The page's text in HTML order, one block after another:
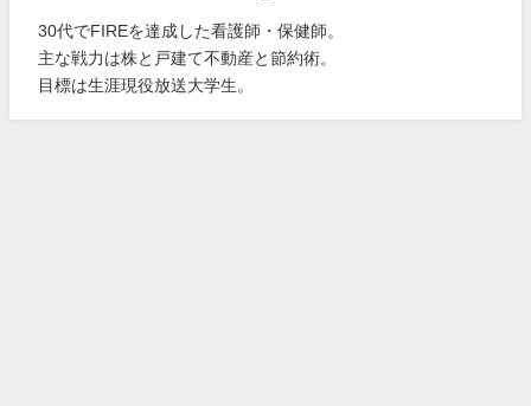
30代でFIREを達成した看護師・保健師。
主な戦力は株と戸建て不動産と節約術。
目標は生涯現役放送大学生。